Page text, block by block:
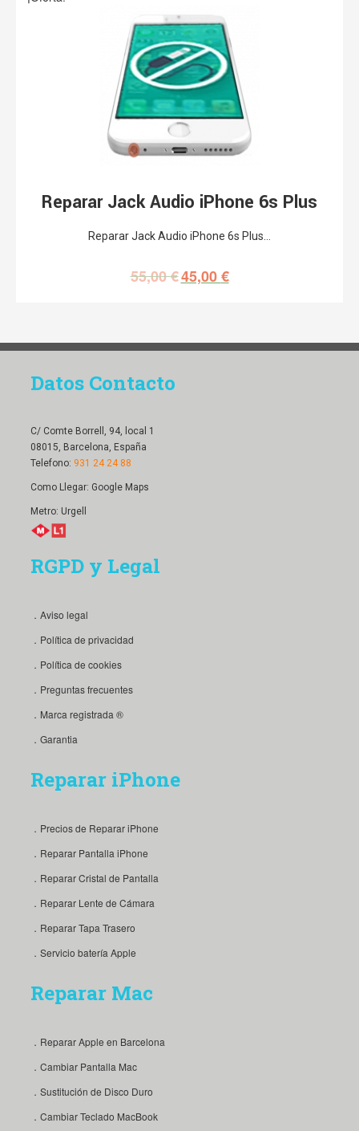
Reparar Jack Audio iPhone 6s Plus
Reparar Jack Audio iPhone 6s Plus…
55,00€45,00€
Datos Contacto
C/ Comte Borrell, 94, local 1
08015, Barcelona, España
Telefono: 931 24 24 88
Como Llegar: Google Maps
Metro: Urgell
RGPD y Legal
．Aviso legal
．Política de privacidad
．Política de cookies
．Preguntas frecuentes
．Marca registrada ®
．Garantia
Reparar iPhone
．Precios de Reparar iPhone
．Reparar Pantalla iPhone
．Reparar Cristal de Pantalla
．Reparar Lente de Cámara
．Reparar Tapa Trasero
．Servicio batería Apple
Reparar Mac
．Reparar Apple en Barcelona
．Cambiar Pantalla Mac
．Sustitución de Disco Duro
．Cambiar Teclado MacBook